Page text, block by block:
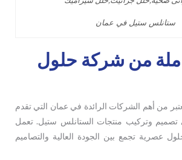
ستانلس ستيل في عمان
من شركة حلول
من أهم الشركات الرائدة في عمان التي تقدم
وتركيب منتجات الستانلس ستيل. تعمل
عصرية تجمع بين الجودة العالية والتصاميم